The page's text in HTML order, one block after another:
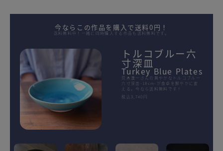
今ならこの作品を購入で送料0円！
送料無料中！一緒に同時購入する作品も送料無料です。
トルコブルー六
寸深皿
Turkey Blue Plates
荒木漢一さんの爽やかなトルコブルー
六寸深皿-18cm-が食卓を鮮やかに変
える。今なら送料無料です！
税込3,740円